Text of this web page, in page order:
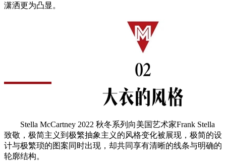
潇洒更为凸显。
Stella McCartney 2022 秋冬系列向美国艺术家Frank Stella
致敬，极简主义到极繁抽象主义的风格变化被展现，极简的设
计与极繁琐的图案同时出现，却共同享有清晰的线条与明确的
轮廓结构。